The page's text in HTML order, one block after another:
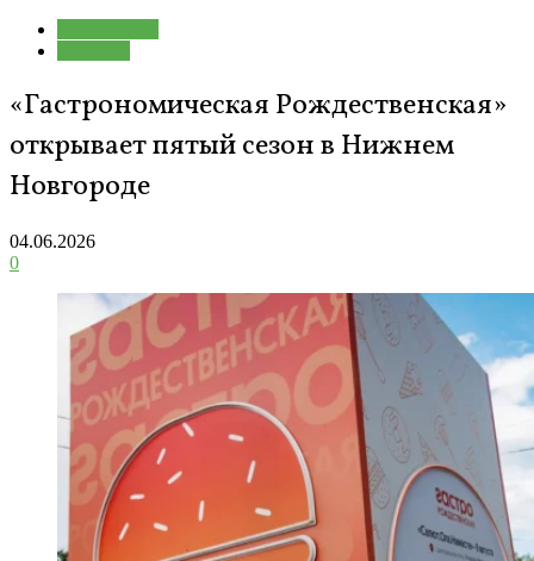
«Гастрономическая Рождественская»
открывает пятый сезон в Нижнем
Новгороде
04.06.2026
0